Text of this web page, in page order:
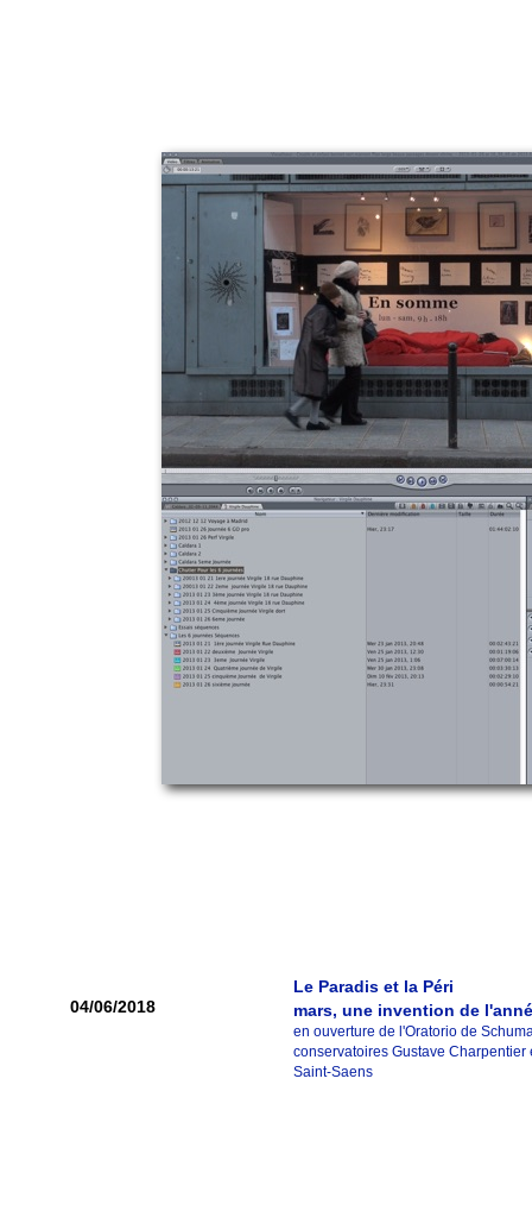
Le Paradis et la Péri
mars, une invention de
en ouverture de l'Oratorio de
conservatoires Gustave Charpentier
Saint-Saens
04/06/2018